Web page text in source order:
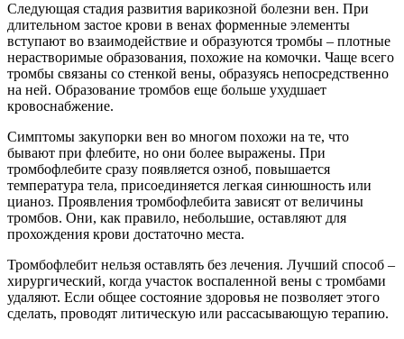
Следующая стадия развития варикозной болезни вен. При
длительном застое крови в венах форменные элементы
вступают во взаимодействие и образуются тромбы – плотные
нерастворимые образования, похожие на комочки. Чаще всего
тромбы связаны со стенкой вены, образуясь непосредственно
на ней. Образование тромбов еще больше ухудшает
кровоснабжение.
Симптомы закупорки вен во многом похожи на те, что
бывают при флебите, но они более выражены. При
тромбофлебите сразу появляется озноб, повышается
температура тела, присоединяется легкая синюшность или
цианоз. Проявления тромбофлебита зависят от величины
тромбов. Они, как правило, небольшие, оставляют для
прохождения крови достаточно места.
Тромбофлебит нельзя оставлять без лечения. Лучший способ –
хирургический, когда участок воспаленной вены с тромбами
удаляют. Если общее состояние здоровья не позволяет этого
сделать, проводят литическую или рассасывающую терапию.